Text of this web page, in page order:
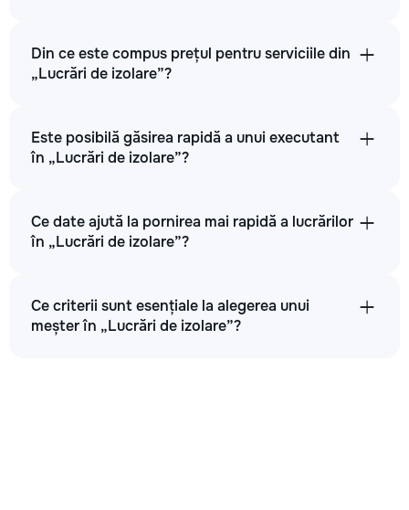
Din ce este compus prețul pentru serviciile din
„Lucrări de izolare”?
Este posibilă găsirea rapidă a unui executant
în „Lucrări de izolare”?
Ce date ajută la pornirea mai rapidă a lucrărilor
în „Lucrări de izolare”?
Ce criterii sunt esențiale la alegerea unui
meșter în „Lucrări de izolare”?